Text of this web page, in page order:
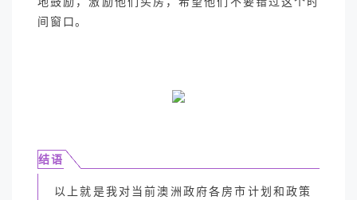
间窗口。
结语
以上就是我对当前澳洲政府各房市计划和政策